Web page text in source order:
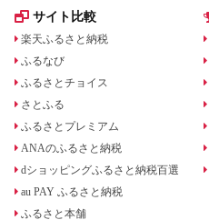
サイト比較
楽天ふるさと納税
ふるなび
ふるさとチョイス
さとふる
ふるさとプレミアム
ANAのふるさと納税
dショッピングふるさと納税百選
au PAY ふるさと納税
ふるさと本舗